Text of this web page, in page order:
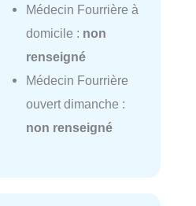
Médecin Fourrière à
domicile : non
renseigné
Médecin Fourrière
ouvert dimanche :
non renseigné